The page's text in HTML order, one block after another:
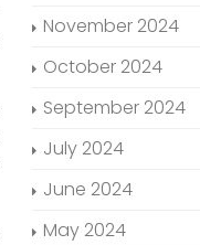
November 2024
October 2024
September 2024
July 2024
June 2024
May 2024